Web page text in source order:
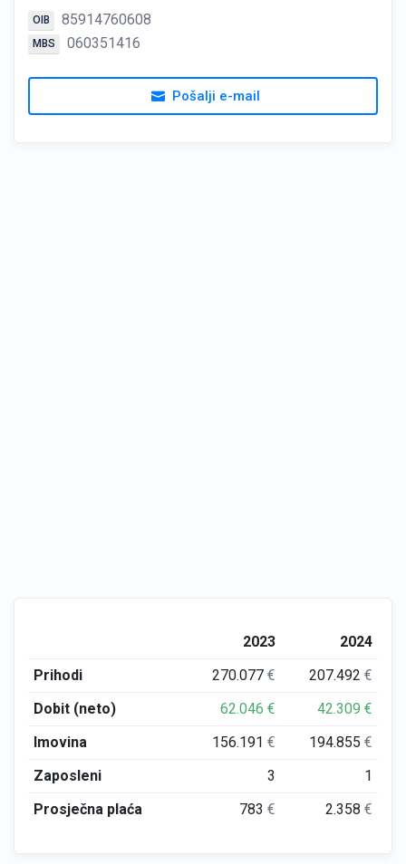
OIB 85914760608
MBS 060351416
Pošalji e-mail
2023
2024
Prihodi
270.077€ 207.492€
Dobit (neto)
62.046€ 42.309€
Imovina
156.191€ 194.855€
Zaposleni
3
1
Prosječna plaća
783€ 2.358€